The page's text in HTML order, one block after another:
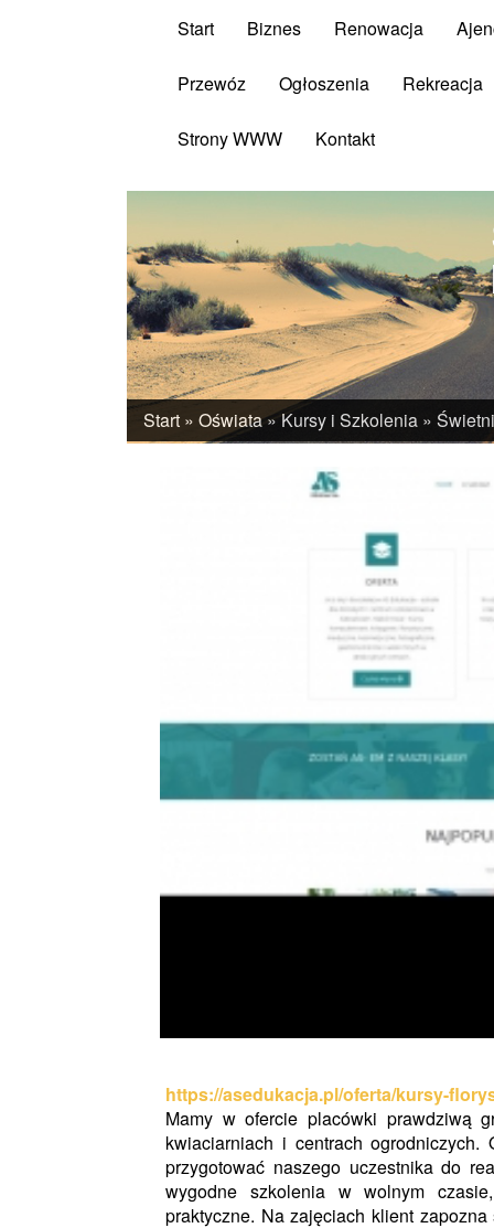
Start Biznes Renowacja
Przewóz Ogłoszenia Rekreacja
Strony WWW Kontakt
Start » Oświata»Kursy i Szkolenia »
https://asedukacja.pl/oferta/kursy-
Mamy w ofercie placówki prawdziwą
kwiaciarniach i centrach ogrodniczych.
przygotować naszego uczestnika do
wygodne szkolenia w wolnym
praktyczne. Na zajęciach klient